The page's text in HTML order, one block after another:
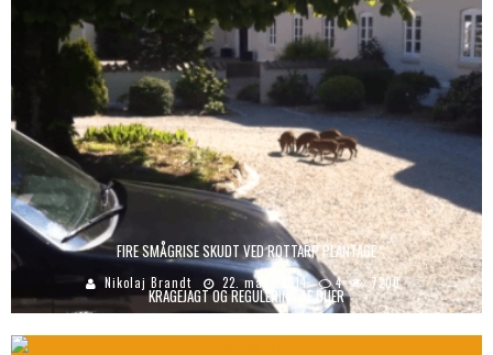
FIRE SMÅGRISE SKUDT VED ROTTARP PLANTAGE
Nikolaj Brandt 22. maj , 2014 4 7200
KRAGEJAGT OG REGULERING AF DUER